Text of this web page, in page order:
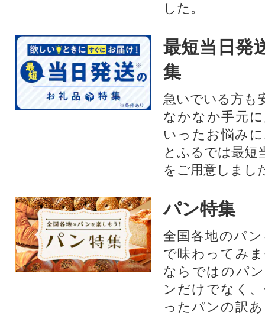
した。
最短当日発
集
急いでいる方も
なかなか手元
いったお悩み
とふるでは最短
をご用意しまし
パン特集
全国各地のパ
で味わってみ
ならではのパ
ンだけでなく
ったパンの訳